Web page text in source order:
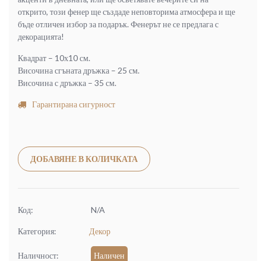
открито, този фенер ще създаде неповторима атмосфера и ще
бъде отличен избор за подарък. Фенерът не се предлага с
декорацията!
Квадрат – 10х10 см.
Височина сгъната дръжка – 25 см.
Височина с дръжка – 35 см.
Гарантирана сигурност
ДОБАВЯНЕ В КОЛИЧКАТА
Код: N/A
Категория: Декор
Наличност: Наличен